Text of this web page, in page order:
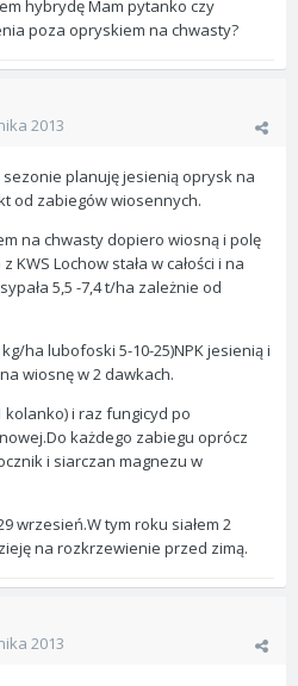
hybrydę Mam pytanko czy
poza opryskiem na chwasty?
2013
planuję jesienią oprysk na
od zabiegów wiosennych.
na chwasty dopiero wiosną i polę
KWS Lochow stała w całości i na
5,5 -7,4 t/ha zależnie od
ha lubofoski 5-10-25)NPK jesienią i
wiosnę w 2 dawkach.
kolanko) i raz fungicyd po
każdego zabiegu oprócz
i siarczan magnezu w
wrzesień.W tym roku siałem 2
na rozkrzewienie przed zimą.
2013